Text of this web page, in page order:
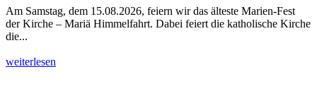
Am Samstag, dem 15.08.2026, feiern wir das älteste Marien-Fest
der Kirche – Mariä Himmelfahrt. Dabei feiert die katholische Kirche
die...
weiterlesen